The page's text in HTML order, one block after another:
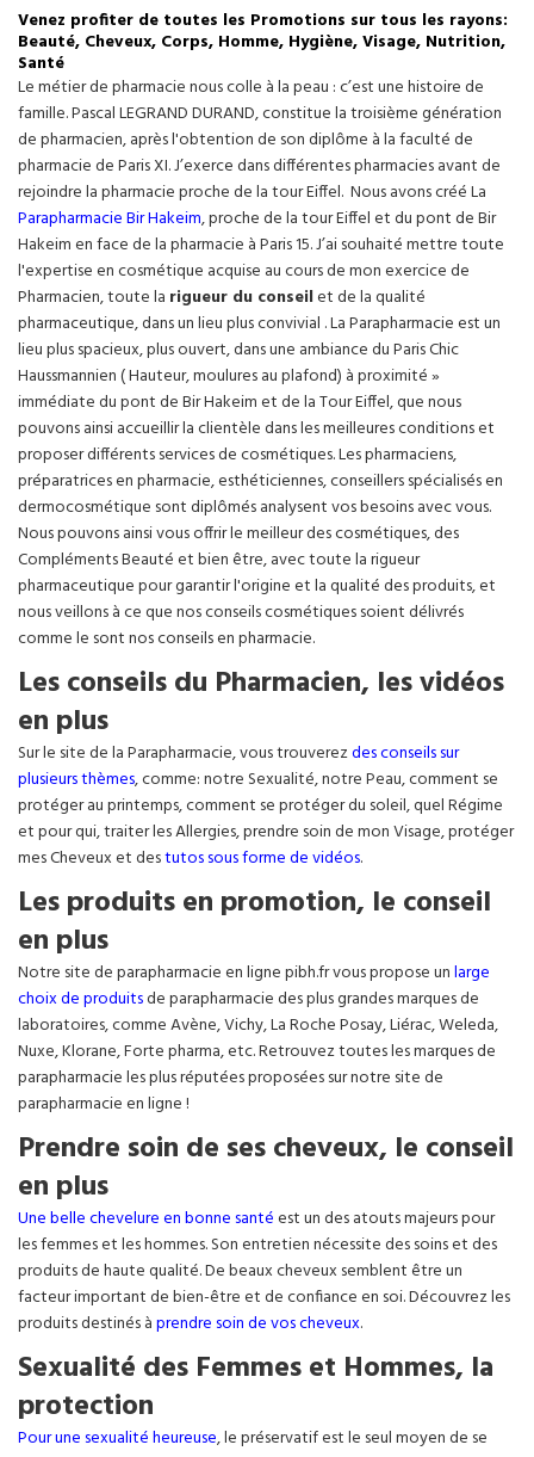
Venez profiter de toutes les Promotions sur tous les rayons:
Beauté, Cheveux, Corps, Homme, Hygiène, Visage, Nutrition,
Santé
Le métier de pharmacie nous colle à la peau : c’est une histoire de
famille. Pascal LEGRAND DURAND, constitue la troisième génération
de pharmacien, après l'obtention de son diplôme à la faculté de
pharmacie de Paris XI. J’exerce dans différentes pharmacies avant de
rejoindre la pharmacie proche de la tour Eiffel. Nous avons créé La
Parapharmacie Bir Hakeim, proche de la tourEiffelet du pont de Bir
Hakeim en face de la pharmacie à Paris 15. J’ai souhaité mettre toute
l'expertise en cosmétique acquise au cours de mon exercice de
Pharmacien, toute la rigueur du conseilet de la qualité
pharmaceutique, dans un lieu plus convivial . La Parapharmacie est un
lieu plus spacieux, plus ouvert, dans une ambiance du Paris Chic
Haussmannien ( Hauteur, moulures au plafond) à proximité »
immédiate du pont de Bir Hakeim et de la Tour Eiffel, que nous
pouvons ainsi accueillir la clientèle dans les meilleures conditions et
proposer différents services de cosmétiques. Les pharmaciens,
préparatrices en pharmacie, esthéticiennes, conseillers spécialisés en
dermocosmétique sont diplômés analysent vos besoins avec vous.
Nous pouvons ainsi vous offrir le meilleur des cosmétiques, des
Compléments Beauté et bien être, avec toute la rigueur
pharmaceutique pour garantir l'origine et la qualité des produits, et
nous veillons à ce que nos conseils cosmétiques soient délivrés
comme le sont nos conseils en pharmacie.
Les conseils du Pharmacien, les vidéos
en plus
Sur le site de la Parapharmacie, vous trouverezdes conseils sur
plusieurs thèmes, comme: notre Sexualité, notre Peau, comment se
protéger au printemps, comment se protéger du soleil, quel Régime
et pour qui, traiter les Allergies, prendre soin de mon Visage, protéger
mes Cheveux et destutos sous forme de vidéos.
Les produits en promotion, le conseil
en plus
Notre site de parapharmacie en ligne pibh.fr vous propose unlarge
choix de produitsde parapharmacie des plus grandes marques de
laboratoires, comme Avène, Vichy, La Roche Posay, Liérac, Weleda,
Nuxe, Klorane, Forte pharma, etc. Retrouvez toutes les marques de
parapharmacie les plus réputées proposées sur notre site de
parapharmacie en ligne !
Prendre soin de ses cheveux, le conseil
en plus
Une belle chevelure en bonne santéest un des atouts majeurs pour
les femmes et les hommes. Son entretien nécessite des soins et des
produits de haute qualité. De beaux cheveux semblent être un
facteur important de bien-être et de confiance en soi. Découvrez les
produits destinés àprendre soin de vos cheveux.
Sexualité des Femmes et Hommes, la
protection
Pour une sexualité heureuse, le préservatif est le seul moyen de se